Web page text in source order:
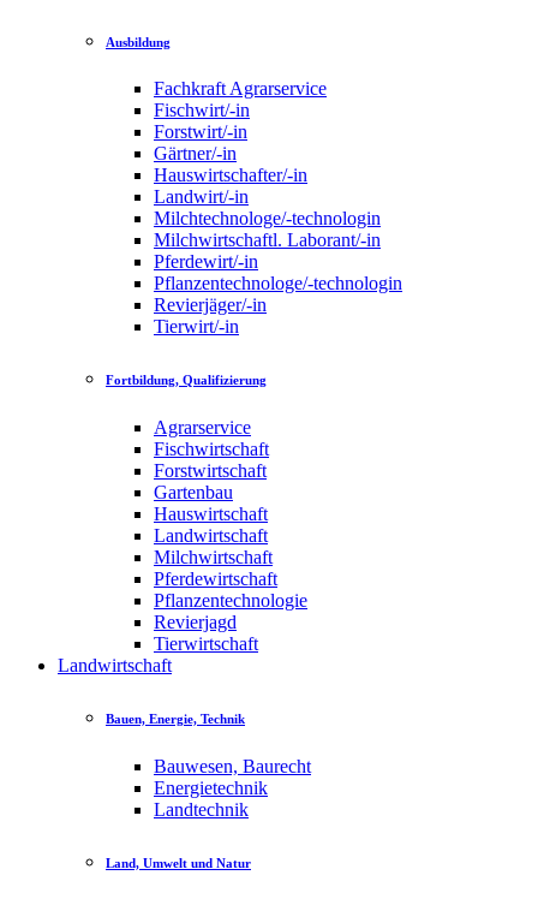
Ausbildung
Fachkraft Agrarservice
Fischwirt/-in
Forstwirt/-in
Gärtner/-in
Hauswirtschafter/-in
Landwirt/-in
Milchtechnologe/-technologin
Milchwirtschaftl. Laborant/-in
Pferdewirt/-in
Pflanzentechnologe/-technologin
Revierjäger/-in
Tierwirt/-in
Fortbildung, Qualifizierung
Agrarservice
Fischwirtschaft
Forstwirtschaft
Gartenbau
Hauswirtschaft
Landwirtschaft
Milchwirtschaft
Pferdewirtschaft
Pflanzentechnologie
Revierjagd
Tierwirtschaft
Landwirtschaft
Bauen, Energie, Technik
Bauwesen, Baurecht
Energietechnik
Landtechnik
Land, Umwelt und Natur